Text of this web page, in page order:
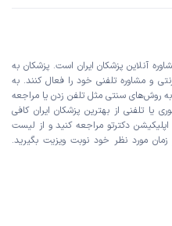
آنلاین پزشکان ایران است. پزشکان به
و مشاوره تلفنی خود را فعال کنند. به
به روش‌های سنتی مثل تلفن زدن یا مراجعه
یا تلفنی از بهترین پزشکان ایران کافی
اپلیکیشن دکترتو مراجعه کنید و از لیست
زمان مورد نظر خود نوبت ویزیت بگیرید.